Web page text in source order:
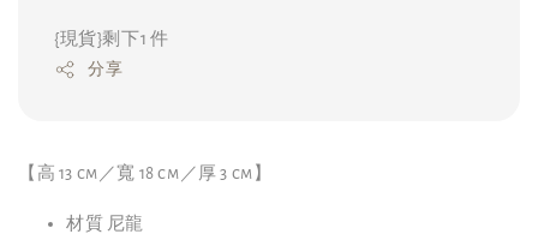
{現貨}剩下1 件
分享
【高 13 cm／寬 18 cm／厚 3 cm】
材質 尼龍